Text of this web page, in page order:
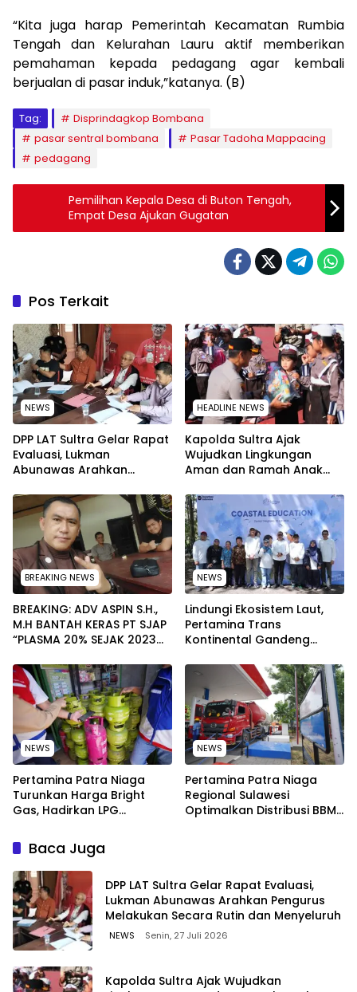
“Kita juga harap Pemerintah Kecamatan Rumbia
Tengah dan Kelurahan Lauru aktif memberikan
pemahaman kepada pedagang agar kembali
berjualan di pasar induk,”katanya. (B)
Tag:
Disprindagkop Bombana
pasar sentral bombana
Pasar Tadoha Mappacing
pedagang
Pemilihan Kepala Desa di Buton Tengah,
Empat Desa Ajukan Gugatan
Pos Terkait
NEWS
‎DPP LAT Sultra Gelar Rapat
Evaluasi, Lukman
Abunawas Arahkan
Secara Rutin dan
Menyeluruh
HEADLINE NEWS
Kapolda Sultra Ajak
Wujudkan Lingkungan
Aman dan Ramah Anak
Nasional 2026
BREAKING NEWS
BREAKING: ADV ASPIN S.H.,
M.H BANTAH KERAS PT SJAP
“PLASMA 20% SEJAK 2023
WARGA WAWOONE!
NEWS
Lindungi Ekosistem Laut,
Pertamina Trans
Kontinental Gandeng
Kebersihan Pantai di
Bitung, Sulawesi
NEWS
Pertamina Patra Niaga
Turunkan Harga Bright
Gas, Hadirkan LPG
Lebih Kompetitif
NEWS
Pertamina Patra Niaga
Regional Sulawesi
Optimalkan Distribusi BBM
Baca Juga
‎DPP LAT Sultra Gelar Rapat Evaluasi,
Lukman Abunawas Arahkan Pengurus
Melakukan Secara Rutin dan Menyeluruh
NEWS Senin, 27 Juli 2026
Kapolda Sultra Ajak Wujudkan